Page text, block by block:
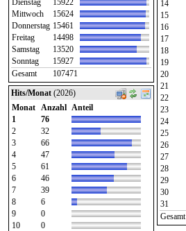
Mittwoch
15624
Donnerstag 15461
Freitag
14498
Samstag
13520
Sonntag
15927
Gesamt
107471
Hits/Monat (2026)
Monat
Anzahl Anteil
1
76
2
32
3
66
4
47
5
61
6
46
7
39
8
6
9
0
10
0
14
15
16
17
18
19
20
21
22
23
24
25
26
27
28
29
30
31
Gesamt